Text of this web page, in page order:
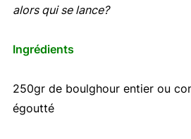
alors qui se lance?
Ingrédients
250gr de boulghour entier ou
égoutté